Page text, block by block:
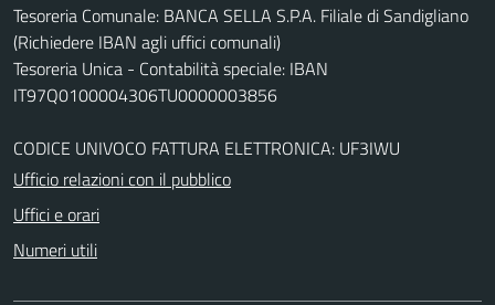
Tesoreria Comunale: BANCA SELLA S.P.A. Filiale di Sandigliano
(Richiedere IBAN agli uffici comunali)
Tesoreria Unica - Contabilità speciale: IBAN
IT97Q0100004306TU0000003856
CODICE UNIVOCO FATTURA ELETTRONICA: UF3IWU
Ufficio relazioni con il pubblico
Uffici e orari
Numeri utili